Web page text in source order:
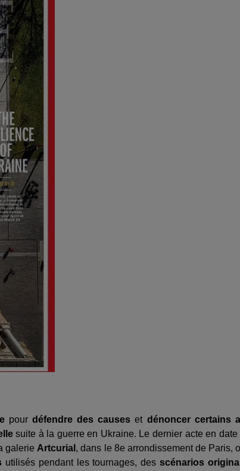
pourdéfendre des causes et dénoncer certains
suite à la guerre en Ukraine. Le dernier acte en date
galerie Artcurial , dans le 8e arrondissement de Paris,
utilisés pendant les tournages, desscénarios